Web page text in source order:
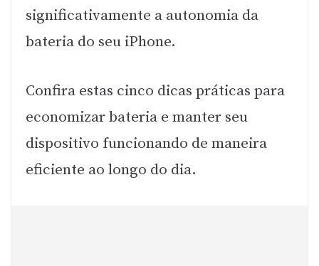
significativamente a autonomia da
bateria do seu iPhone.
Confira estas cinco dicas práticas para
economizar bateria e manter seu
dispositivo funcionando de maneira
eficiente ao longo do dia.